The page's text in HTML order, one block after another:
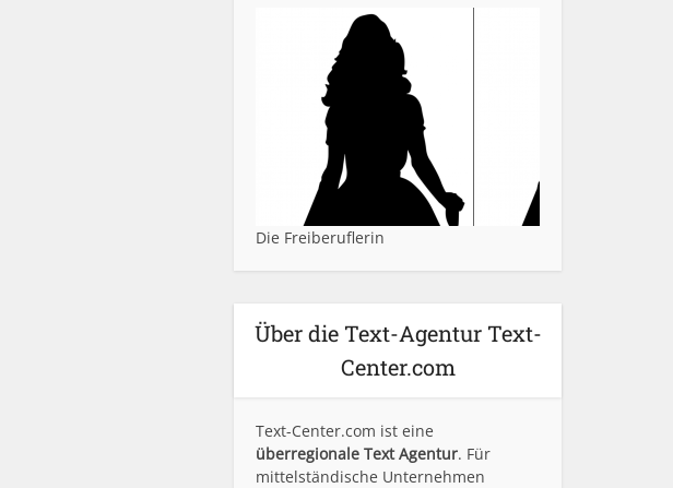
Die Freiberuflerin
Über die Text-Agentur Text-
Center.com
Text-Center.com ist eine
überregionale Text Agentur. Für
mittelständische Unternehmen